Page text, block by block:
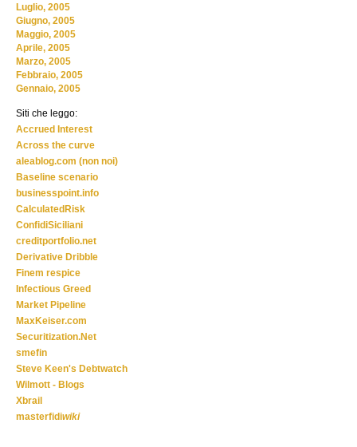
Luglio, 2005
Giugno, 2005
Maggio, 2005
Aprile, 2005
Marzo, 2005
Febbraio, 2005
Gennaio, 2005
Siti che leggo:
Accrued Interest
Across the curve
aleablog.com (non noi)
Baseline scenario
businesspoint.info
CalculatedRisk
ConfidiSiciliani
creditportfolio.net
Derivative Dribble
Finem respice
Infectious Greed
Market Pipeline
MaxKeiser.com
Securitization.Net
smefin
Steve Keen's Debtwatch
Wilmott - Blogs
Xbrail
masterfidiwiki